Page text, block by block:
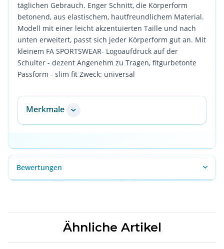
täglichen Gebrauch. Enger Schnitt, die Körperform
betonend, aus elastischem, hautfreundlichem Material.
Modell mit einer leicht akzentuierten Taille und nach
unten erweitert, passt sich jeder Körperform gut an. Mit
kleinem FA SPORTSWEAR- Logoaufdruck auf der
Schulter - dezent Angenehm zu Tragen, fitgurbetonte
Passform - slim fit Zweck: universal
Merkmale
Bewertungen
Ähnliche Artikel